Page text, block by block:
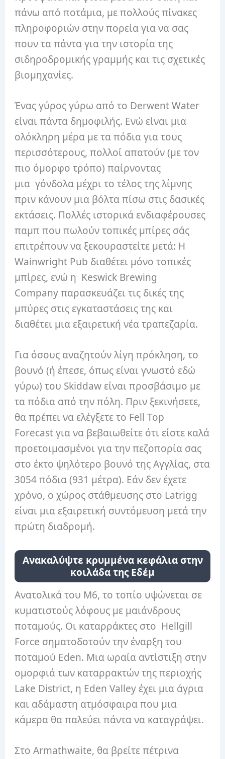
πάνω από ποτάμια, με πολλούς πίνακες
πληροφοριών στην πορεία για να σας
πουν τα πάντα για την ιστορία της
σιδηροδρομικής γραμμής και τις σχετικές
βιομηχανίες.
Ένας γύρος γύρω από το Derwent Water
είναι πάντα δημοφιλής. Ενώ είναι μια
ολόκληρη μέρα με τα πόδια για τους
περισσότερους, πολλοί απατούν (με τον
πιο όμορφο τρόπο) παίρνοντας
μια γόνδολα μέχρι το τέλος της λίμνης
πριν κάνουν μια βόλτα πίσω στις δασικές
εκτάσεις. Πολλές ιστορικά ενδιαφέρουσες
παμπ που πωλούν τοπικές μπίρες σάς
επιτρέπουν να ξεκουραστείτε μετά: Η
Wainwright Pub διαθέτει μόνο τοπικές
μπίρες, ενώ η Keswick Brewing
Company παρασκευάζει τις δικές της
μπύρες στις εγκαταστάσεις της και
διαθέτει μια εξαιρετική νέα τραπεζαρία.
Για όσους αναζητούν λίγη πρόκληση, το
βουνό (ή έπεσε, όπως είναι γνωστό εδώ
γύρω) του Skiddaw είναι προσβάσιμο με
τα πόδια από την πόλη. Πριν ξεκινήσετε,
θα πρέπει να ελέγξετε το Fell Top
Forecast για να βεβαιωθείτε ότι είστε καλά
προετοιμασμένοι για την πεζοπορία σας
στο έκτο ψηλότερο βουνό της Αγγλίας, στα
3054 πόδια (931 μέτρα). Εάν δεν έχετε
χρόνο, ο χώρος στάθμευσης στο Latrigg
είναι μια εξαιρετική συντόμευση μετά την
πρώτη διαδρομή.
Ανακαλύψτε κρυμμένα κεφάλια στην
κοιλάδα της Εδέμ
Ανατολικά του Μ6, το τοπίο υψώνεται σε
κυματιστούς λόφους με μαιάνδρους
ποταμούς. Οι καταρράκτες στο Hellgill
Force σηματοδοτούν την έναρξη του
ποταμού Eden. Μια ωραία αντίστιξη στην
ομορφιά των καταρρακτών της περιοχής
Lake District, η Eden Valley έχει μια άγρια ​​
και αδάμαστη ατμόσφαιρα που μια
κάμερα θα παλεύει πάντα να καταγράψει.
Στο Armathwaite, θα βρείτε πέτρινα